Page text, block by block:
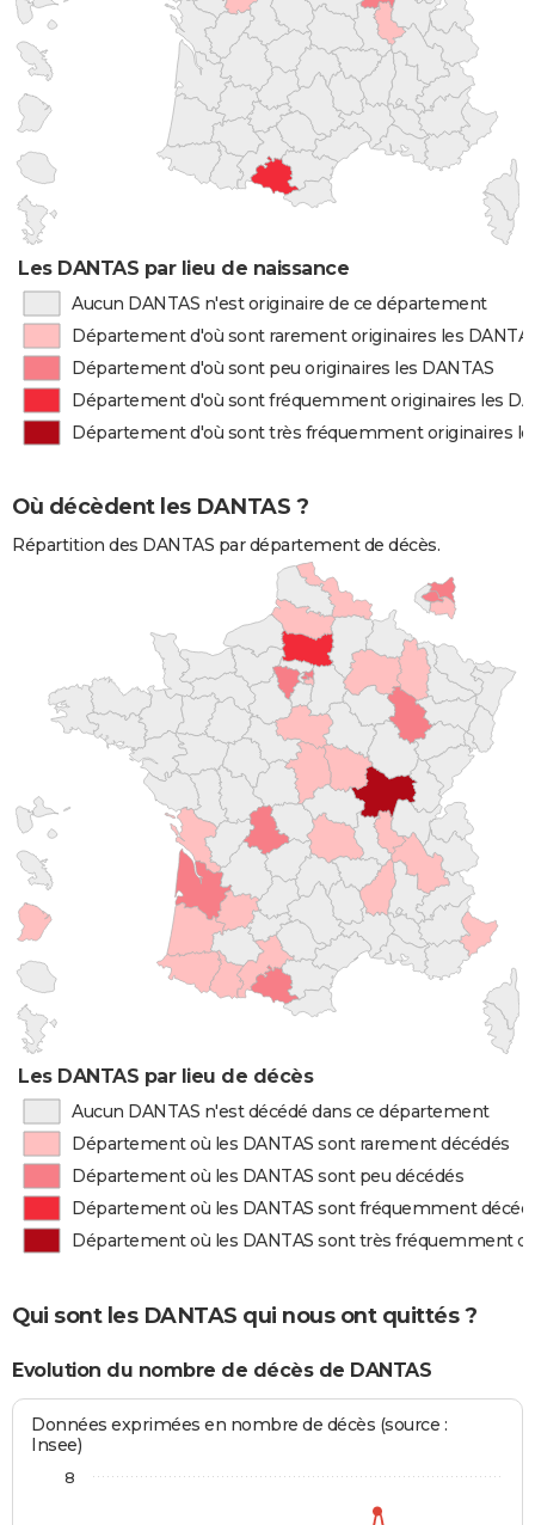
Les DANTAS par lieu de naissance
Aucun DANTAS n'est originaire de ce département
Département d'où sont rarement originaires les
Département d'où sont peu originaires les DANTAS
Département d'où sont fréquemment originaires les
Département d'où sont très fréquemment originaires
Où décèdent les DANTAS ?
Répartition des DANTAS par département de décès.
Les DANTAS par lieu de décès
Aucun DANTAS n'est décédé dans ce département
Département où les DANTAS sont rarement décédés
Département où les DANTAS sont peu décédés
Département où les DANTAS sont fréquemment
Département où les DANTAS sont très fréquemment
Qui sont les DANTAS qui nous ont quittés ?
Evolution du nombre de décès de DANTAS
Données exprimées en nombre de décès (source :
Insee)
8